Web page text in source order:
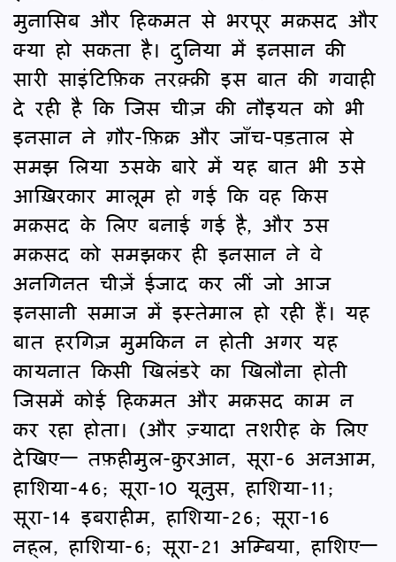
मुनासिब और हिकमत से भरपूर मक़सद और
क्या हो सकता है। दुनिया में इनसान की
सारी साइंटिफ़िक तरक़्क़ी इस बात की गवाही
दे रही है कि जिस चीज़ की नौइयत को भी
इनसान ने ग़ौर-फ़िक्र और जाँच-पड़ताल से
समझ लिया उसके बारे में यह बात भी उसे
आख़िरकार मालूम हो गई कि वह किस
मक़सद के लिए बनाई गई है, और उस
मक़सद को समझकर ही इनसान ने वे
अनगिनत चीज़ें ईजाद कर लीं जो आज
इनसानी समाज में इस्तेमाल हो रही हैं। यह
बात हरगिज़ मुमकिन न होती अगर यह
कायनात किसी खिलंडरे का खिलौना होती
जिसमें कोई हिकमत और मक़सद काम न
कर रहा होता। (और ज़्यादा तशरीह के लिए
देखिए— तफ़हीमुल-क़ुरआन, सूरा-6 अनआम,
हाशिया-46; सूरा-10 यूनुस, हाशिया-11;
सूरा-14 इबराहीम, हाशिया-26; सूरा-16
नह्‌ल, हाशिया-6; सूरा-21 अम्बिया, हाशिए—